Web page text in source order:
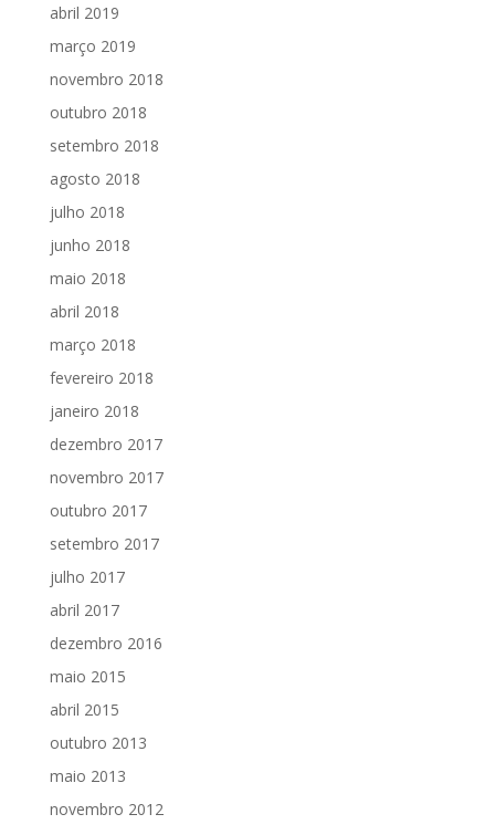
abril 2019
março 2019
novembro 2018
outubro 2018
setembro 2018
agosto 2018
julho 2018
junho 2018
maio 2018
abril 2018
março 2018
fevereiro 2018
janeiro 2018
dezembro 2017
novembro 2017
outubro 2017
setembro 2017
julho 2017
abril 2017
dezembro 2016
maio 2015
abril 2015
outubro 2013
maio 2013
novembro 2012